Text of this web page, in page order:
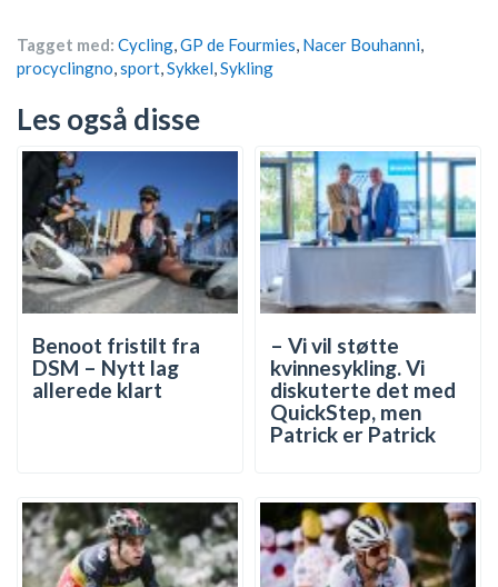
Tagget med: Cycling GP de Fourmies Nacer Bouhanni
procyclingno sport Sykkel Sykling
Les også disse
Benoot fristilt fra
DSM – Nytt lag
allerede klart
– Vi vil støtte
kvinnesykling. Vi
diskuterte det med
QuickStep, men
Patrick er Patrick